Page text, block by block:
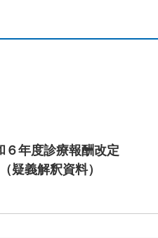
６年度診療報酬改定
（疑義解釈資料）